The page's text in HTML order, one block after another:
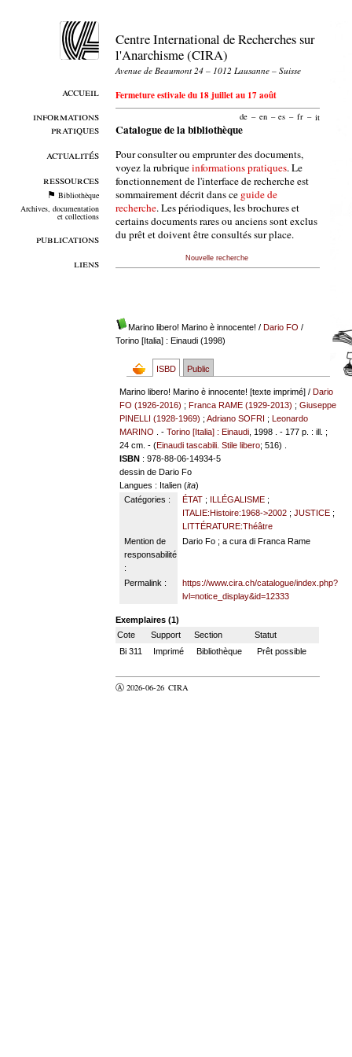
accueil
informations
pratiques
actualités
ressources
Bibliothèque
Archives, documentation
et collections
publications
liens
Centre International de Recherches sur
l'Anarchisme (CIRA)
Avenue de Beaumont 24 – 1012 Lausanne – Suisse
Fermeture estivale du 18 juillet au 17 août
de – en – es – fr – it
Catalogue de la bibliothèque
Pour consulter ou emprunter des documents,
voyez la rubriqueinformations pratiques. Le
fonctionnement de l'interface de recherche est
sommairement décrit dans ce guide de
recherche. Les périodiques, les brochures et
certains documents rares ou anciens sont exclus
du prêt et doivent être consultés sur place.
Nouvelle recherche
Marino libero! Marino è innocente! / Dario FO /
Torino [Italia] : Einaudi (1998)
ISBD Public
Marino libero! Marino è innocente! [texte imprimé] /Dario
FO (1926-2016) ;Franca RAME (1929-2013) ;Giuseppe
PINELLI (1928-1969) ;Adriano SOFRI ;Leonardo
MARINO
. -Torino [Italia] : Einaudi , 1998 . - 177 p. : ill. ;
24 cm. - (Einaudi tascabili. Stile libero; 516) .
ISBN : 978-88-06-14934-5
dessin de Dario Fo
Langues : Italien (ita)
Catégories :
ÉTAT; ILLÉGALISME;
ITALIE:Histoire:1968->2002; JUSTICE;
LITTÉRATURE:Théâtre
Mention de
responsabilité
:
Dario Fo ; a cura di Franca Rame
Permalink :
https://www.cira.ch/catalogue/index.php?
lvl=notice_display&id=12333
Exemplaires (1)
Cote
Support Section
Statut
Bi 311
Imprimé Bibliothèque Prêt possible
Ⓐ 2026-06-26 CIRA